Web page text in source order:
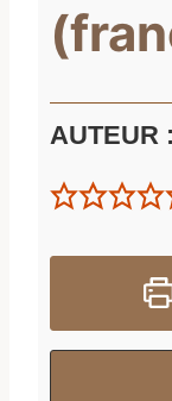
AUTEUR :